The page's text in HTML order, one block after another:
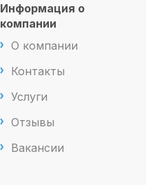
Информация о
компании
О компании
Контакты
Услуги
Отзывы
Вакансии